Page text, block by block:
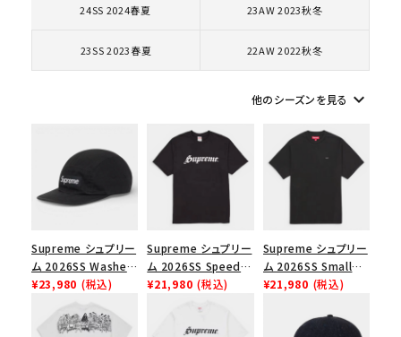
円
在庫のない商品を表示する
絞り込んで検索する
24SS 2024春夏 23AW 2023秋冬
23SS 2023春夏 22AW 2022秋冬
他のシーズンを見る keyboard_arrow_down
Supreme シュプリー
ム 2026SS Washed
Chino Twill Camp
Cap ウォッシュド チ
ノツイル キャンプキャ
¥23,980 (税込)
Supreme シュプリー
ム 2026SS Speed
Tee スピードTシャツ
¥21,980 (税込)
Supreme シュプリー
ム 2026SS Small
Box Tee スモールボ
¥21,980 (税込)